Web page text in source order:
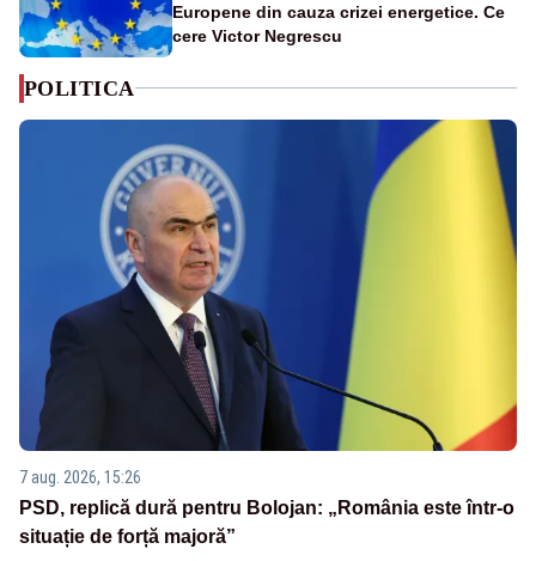
Europene din cauza crizei energetice. Ce
cere Victor Negrescu
POLITICA
7 aug. 2026, 15:26
PSD, replică dură pentru Bolojan: „România este într-o
situație de forță majoră”